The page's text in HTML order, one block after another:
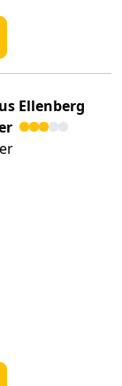
Ellenberg